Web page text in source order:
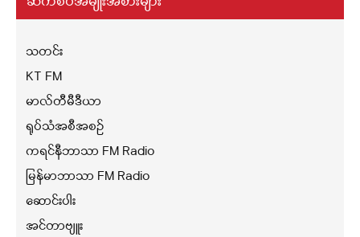
သတင်း
KT FM
မာလ်တီမီဒီယာ
ရုပ်သံအစီအစဉ်
ကရင်နီဘာသာ FM Radio
မြန်မာဘာသာ FM Radio
ဆောင်းပါး
အင်တာဗျူး